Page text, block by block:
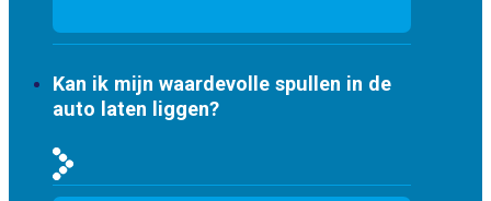
Kan ik mijn waardevolle spullen in de
auto laten liggen?